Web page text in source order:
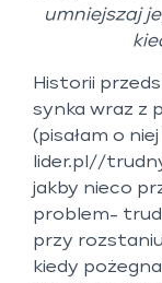
umniejszaj
Historii
synka wraz z
(pisałam o
lider.pl//
jakby nieco
problem-
przy
kiedy